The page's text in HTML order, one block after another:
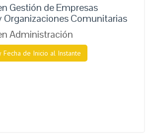
Gestión de Empresas
Organizaciones Comunitarias
Administración
Fecha de Inicio al Instante